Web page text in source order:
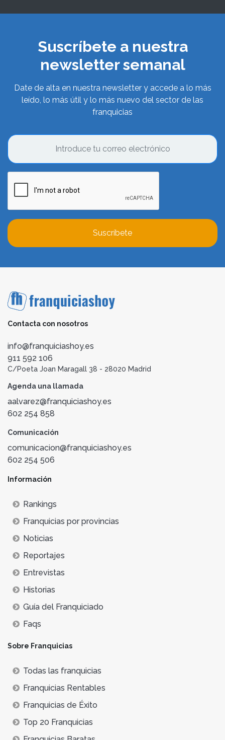
Suscríbete a nuestra
newsletter semanal
Date de alta en nuestra newsletter y accede a lo más
leído, lo más útil y lo más nuevo del sector de las
franquicias
Suscríbete
Contacta con nosotros
info@franquiciashoy.es
911 592 106
C/Poeta Joan Maragall 38 - 28020 Madrid
Agenda una llamada
aalvarez@franquiciashoy.es
602 254 858
Comunicación
comunicacion@franquiciashoy.es
602 254 506
Información
Rankings
Franquicias por provincias
Noticias
Reportajes
Entrevistas
Historias
Guía del Franquiciado
Faqs
Sobre Franquicias
Todas las franquicias
Franquicias Rentables
Franquicias de Éxito
Top 20 Franquicias